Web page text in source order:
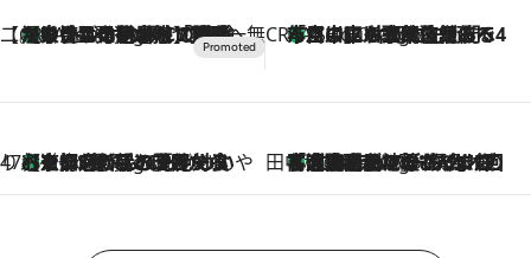
【CREA×星野リゾート】唯一無二。癒しと発見が待つ場所へ
2 Hours Ago
【トンボの足水浴】ヒノキの香りに包まれて涼感マックス！約13℃の湧水かけ流しを避暑地「星野温泉 トンボの湯」で体験 CREA'S CHOICE
4 Hours Ago
「立川にも歌舞伎があるんだよ」 片岡仁左衛門・市川中車ら豪華座組みで4年目の立川立飛歌舞伎へ
47都道府県の手みやげ ひんやりスイーツで夏を満喫
4 Hours Ago
【京都府】この夏絶対食べたい 冷やしておいしいおやつ3選 ひと口目から心を掴む新緑のテリーヌ 田中稲の勝手に再ブーム
9 Hours Ago
「湘南乃風に憧れて」観客大盛上がりの“タオル回し”に、ラッパー顔負けの高速歌唱まで…さだまさし（74）のアグレッシブすぎる現在地